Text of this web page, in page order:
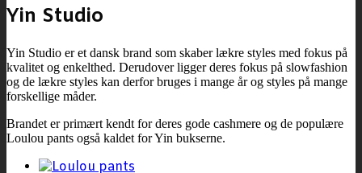
Yin Studio
Yin Studio er et dansk brand som skaber lækre styles med fokus på
kvalitet og enkelthed. Derudover ligger deres fokus på slowfashion
og de lækre styles kan derfor bruges i mange år og styles på mange
forskellige måder.
Brandet er primært kendt for deres gode cashmere og de populære
Loulou pants også kaldet for Yin bukserne.